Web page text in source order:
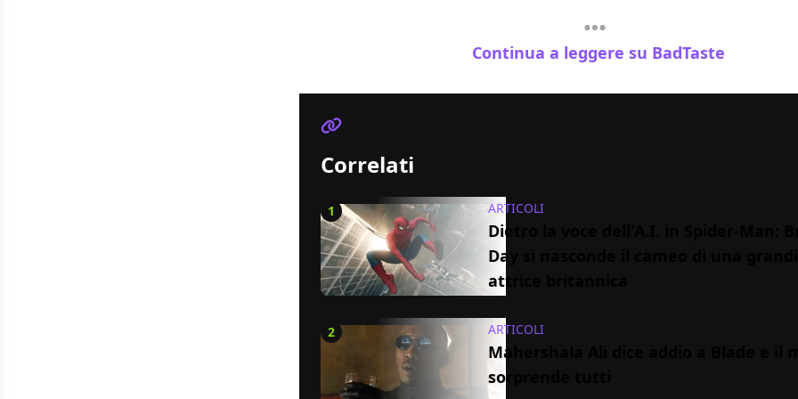
Continua a leggere su BadTaste
Correlati
1 ARTICOLI
Dietro la voce dell'A.I. in Spider-Man:
Day si nasconde il cameo di una
attrice britannica
2 ARTICOLI
Mahershala Ali dice addio a Blade e il
sorprende tutti